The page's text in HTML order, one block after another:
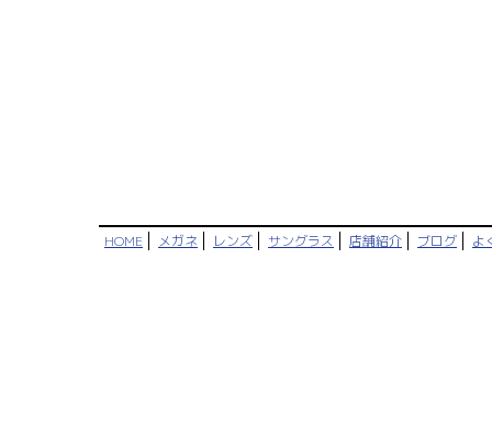
HOME メガネ レンズ サングラス 店舗紹介 ブログ よ